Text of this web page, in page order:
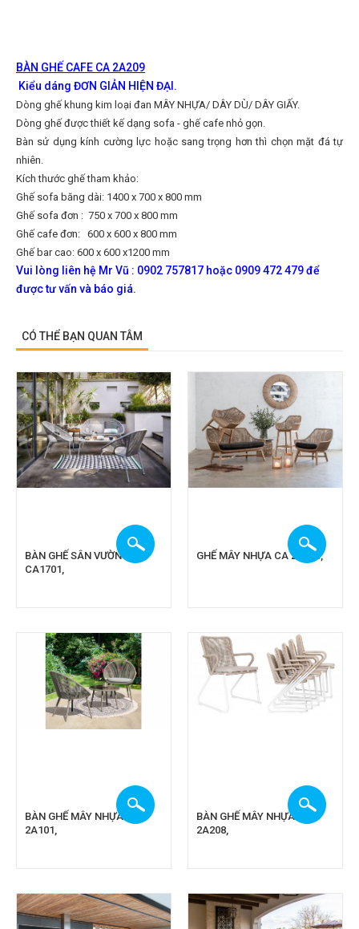
BÀN GHẾ CAFE CA 2A209
Kiểu dáng ĐƠN GIẢN HIỆN ĐẠI.
Dòng ghế khung kim loại đan MÂY NHỰA/ DÂY DÙ/ DÂY GIẤY.
Dòng ghế được thiết kế dạng sofa - ghế cafe nhỏ gọn.
Bàn sử dụng kính cường lực hoặc sang trọng hơn thì chọn mặt đá tự
nhiên.
Kích thước ghế tham khảo:
Ghế sofa băng dài: 1400 x 700 x 800 mm
Ghế sofa đơn : 750 x 700 x 800 mm
Ghế cafe đơn: 600 x 600 x 800 mm
Ghế bar cao: 600 x 600 x1200 mm
Vui lòng liên hệ Mr Vũ : 0902 757817 hoặc 0909 472 479 để
được tư vấn và báo giá.
CÓ THỂ BẠN QUAN TÂM
BÀN GHẾ SÂN VƯỜN
CA1701,
GHẾ MÂY NHỰA CA 2A201,
BÀN GHẾ MÂY NHỰA CA
2A101,
BÀN GHẾ MÂY NHỰA CA
2A208,